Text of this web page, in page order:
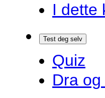
I dette
Test deg selv
Quiz
Dra